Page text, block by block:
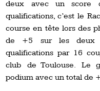
deux avec un
qualifications, c’est le
course en tête lors des
de +5 sur les deux
qualifications par 16
club de Toulouse. Le
podium avec un total de